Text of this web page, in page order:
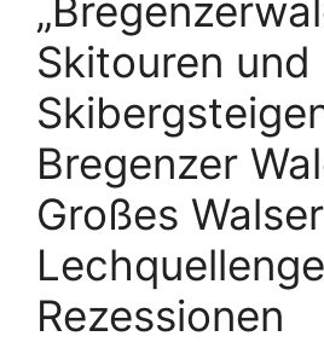
Skitouren und
Bregenzer
Großes
Rezessionen